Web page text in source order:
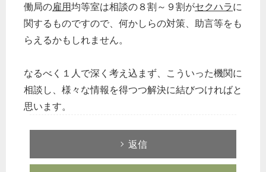
働局の雇用均等室は相談の８割～９割がセクハラに
関するものですので、何かしらの対策、助言等をも
らえるかもしれません。
なるべく１人で深く考え込まず、こういった機関に
相談し、様々な情報を得つつ解決に結びつければと
思います。
返信